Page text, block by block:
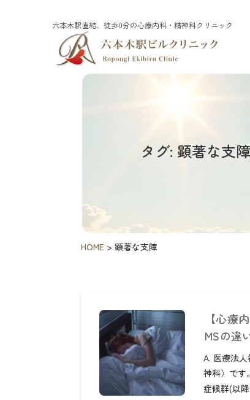
六本木駅直結、徒歩0分の心療内科・精神科クリニック
タグ: 顕著な支障
HOME > 顕著な支障
【心療
MSの違
A. 医療法
神科）で
症候群(以